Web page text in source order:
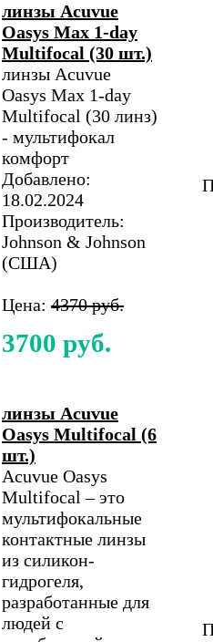
линзы Acuvue
Oasys Max 1-day
Multifocal (30 шт.)
линзы Acuvue
Oasys Max 1-day
Multifocal (30 линз)
- мультифокал
комфорт
Добавлено:
18.02.2024
Производитель:
Johnson & Johnson
(США)
Цена: 4370 руб.
3700 руб.
линзы Acuvue
Oasys Multifocal (6
шт.)
Acuvue Oasys
Multifocal – это
мультифокальные
контактные линзы
из силикон-
гидрогеля,
разработанные для
людей с